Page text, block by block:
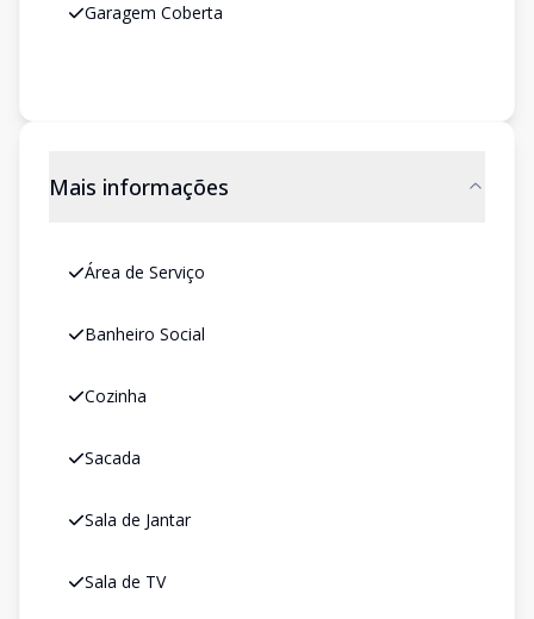
Garagem Coberta
Mais informações
Área de Serviço
Banheiro Social
Cozinha
Sacada
Sala de Jantar
Sala de TV